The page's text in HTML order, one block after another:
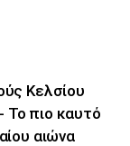
Κελσίου
- Το πιο καυτό
αιώνα